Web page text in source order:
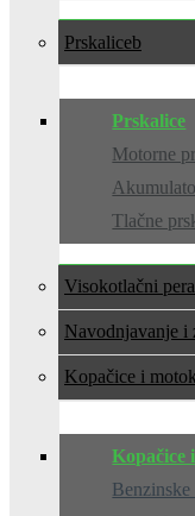
Prskalice
Prskalice
Motorne
Tlačne
Visokotlačni
Navodnjavanje i
Kopačice i
Kopačice